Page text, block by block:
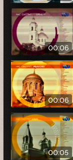
00:06
00:06
00:05